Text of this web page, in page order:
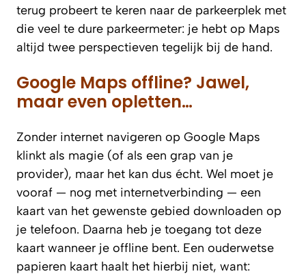
terug probeert te keren naar de parkeerplek met
die veel te dure parkeermeter: je hebt op Maps
altijd twee perspectieven tegelijk bij de hand.
Google Maps offline? Jawel,
maar even opletten…
Zonder internet navigeren op Google Maps
klinkt als magie (of als een grap van je
provider), maar het kan dus écht. Wel moet je
vooraf — nog met internetverbinding — een
kaart van het gewenste gebied downloaden op
je telefoon. Daarna heb je toegang tot deze
kaart wanneer je offline bent. Een ouderwetse
papieren kaart haalt het hierbij niet, want: